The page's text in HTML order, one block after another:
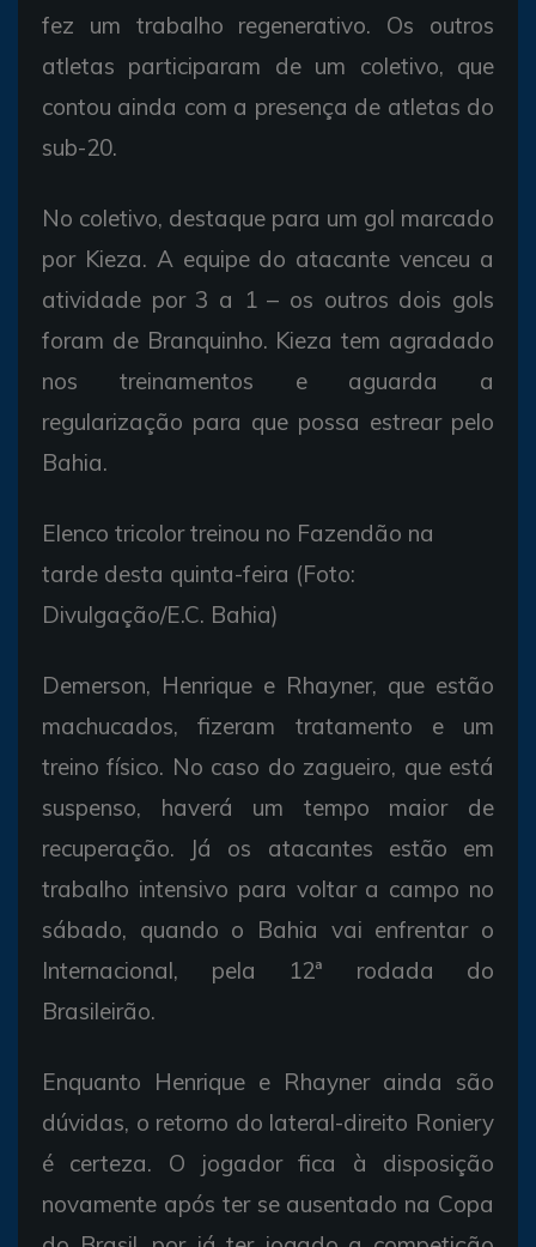
fez um trabalho regenerativo. Os outros
atletas participaram de um coletivo, que
contou ainda com a presença de atletas do
sub-20.
No coletivo, destaque para um gol marcado
por Kieza. A equipe do atacante venceu a
atividade por 3 a 1 – os outros dois gols
foram de Branquinho. Kieza tem agradado
nos treinamentos e aguarda a
regularização para que possa estrear pelo
Bahia.
Elenco tricolor treinou no Fazendão na
tarde desta quinta-feira (Foto:
Divulgação/E.C. Bahia)
Demerson, Henrique e Rhayner, que estão
machucados, fizeram tratamento e um
treino físico. No caso do zagueiro, que está
suspenso, haverá um tempo maior de
recuperação. Já os atacantes estão em
trabalho intensivo para voltar a campo no
sábado, quando o Bahia vai enfrentar o
Internacional, pela 12ª rodada do
Brasileirão.
Enquanto Henrique e Rhayner ainda são
dúvidas, o retorno do lateral-direito Roniery
é certeza. O jogador fica à disposição
novamente após ter se ausentado na Copa